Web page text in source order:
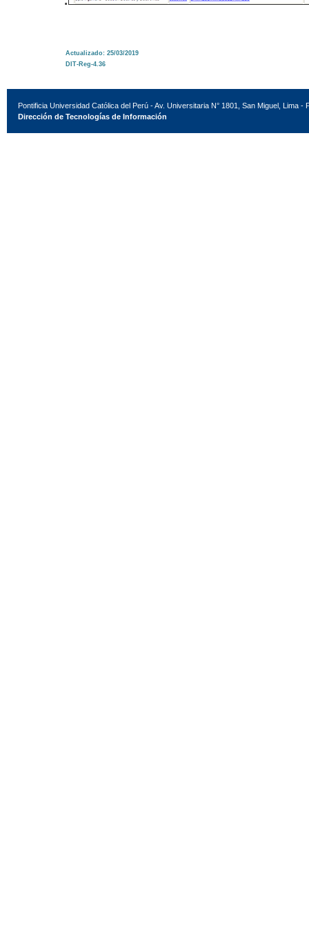
Actualizado: 25/03/2019
DIT-Reg-4.36
Pontificia Universidad Católica del Perú - Av. Universitaria N° 1801, San Miguel, Lima -
Dirección de Tecnologías de Información